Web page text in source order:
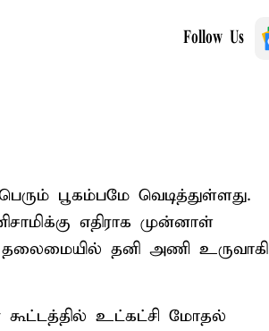
Follow Us
பூகம்பமே வெடித்துள்ளது.
எதிராக முன்னாள்
தனி அணி உருவாகி
உட்கட்சி மோதல்